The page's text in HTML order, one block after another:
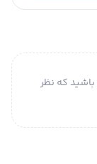
که نظر